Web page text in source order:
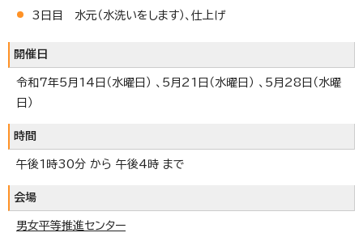
3日目 水元（水洗いをします）、仕上げ
開催日
令和7年5月14日（水曜日） 、5月21日（水曜日） 、5月28日（水曜
日）
時間
午後1時30分 から 午後4時 まで
会場
男女平等推進センター